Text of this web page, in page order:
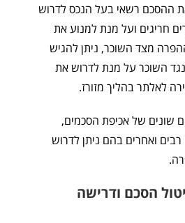
ההסכם רשאי בעל הנכס לדרוש
חריגים ועל מנת למנוע את
מצד השוכר, ניתן להגיש
השוכר על מנת לדרוש את
לאלתר בהליך מזורז.
שונים של אכיפת הסכמים,
ואחרים בהם ניתן לדרוש
הסכם ודרישה